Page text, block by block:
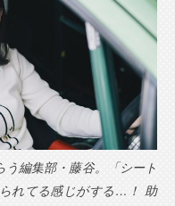
う編集部・藤谷。「シート
れてる感じがする…！ 助